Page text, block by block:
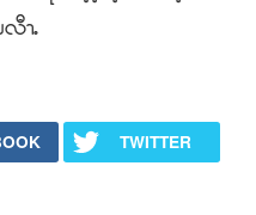
ၫႉ
TWITTER